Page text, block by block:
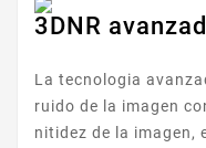
3DNR
La tecnologia
ruido de la imagen
nitidez de la imagen,